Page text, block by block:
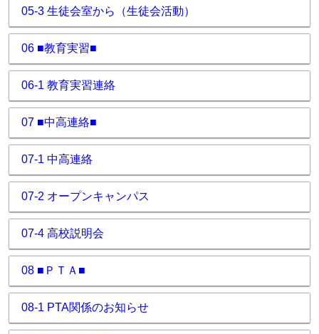
05-3 生徒会室から（生徒会活動）
06 ■教育実習■
06-1 教育実習連絡
07 ■中高連絡■
07-1 中高連絡
07-2 オープンキャンパス
07-4 高校説明会
08 ■ＰＴＡ■
08-1 PTA関係のお知らせ